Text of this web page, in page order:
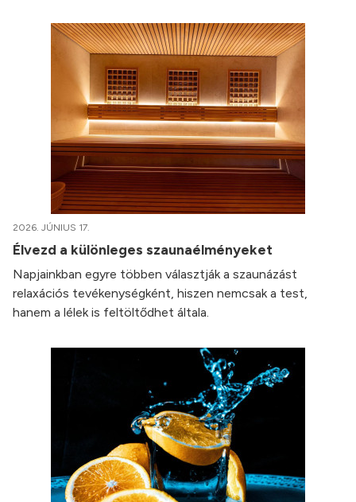
2026. JÚNIUS 17.
Élvezd a különleges szaunaélményeket
Napjainkban egyre többen választják a szaunázást
relaxációs tevékenységként, hiszen nemcsak a test,
hanem a lélek is feltöltődhet általa.